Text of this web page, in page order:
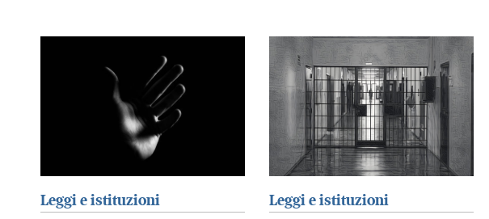
Leggi e istituzioni
Leggi e istituzioni